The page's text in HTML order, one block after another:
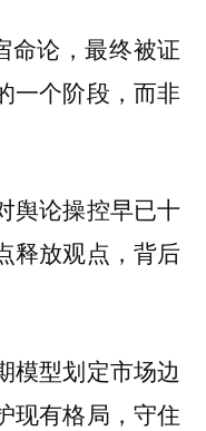
命论，最终被证
一个阶段，而非
舆论操控早已十
释放观点，背后
模型划定市场边
现有格局，守住